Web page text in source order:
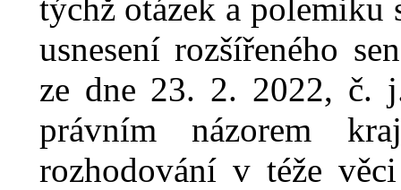
týchž otázek a polemiku
usnesení rozšířeného
ze dne 23. 2. 2022, č.
právním názorem
rozhodování v téže